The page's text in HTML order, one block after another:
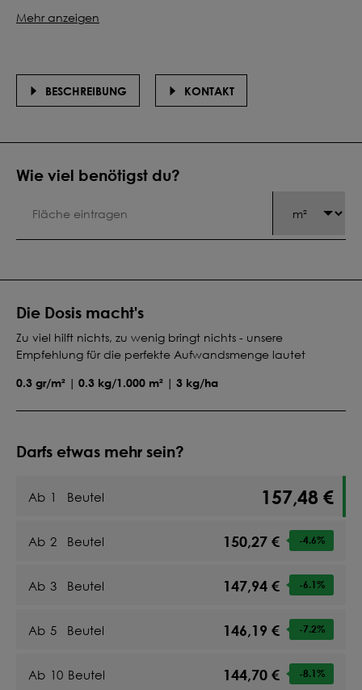
Mehr anzeigen
Wie viel benötigst du?
BESCHREIBUNG KONTAKT
Die Dosis macht's
Zu viel hilft nichts, zu wenig bringt nichts - unsere
Empfehlung für die perfekte Aufwandsmenge lautet
0.3 gr/m² | 0.3 kg/1.000 m² | 3 kg/ha
Darfs etwas mehr sein?
Ab 1 Beutel 157,48 €
Ab 2 Beutel 150,27 € -4.6%
Ab 3 Beutel 147,94 € -6.1%
Ab 5 Beutel 146,19 € -7.2%
Ab 10 Beutel 144,70 € -8.1%